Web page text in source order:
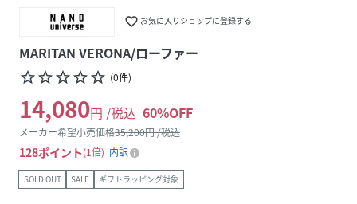
favorite_border お気に入りショップに登録する
MARITAN VERONA/ローファー
star_borderstar_borderstar_borderstar_borderstar_border (0件)
14,080円 /税込 60%OFF
メーカー希望小売価格35,200円 /税込
128ポイント 1倍 内訳
SOLD OUT SALE ギフトラッピング対象